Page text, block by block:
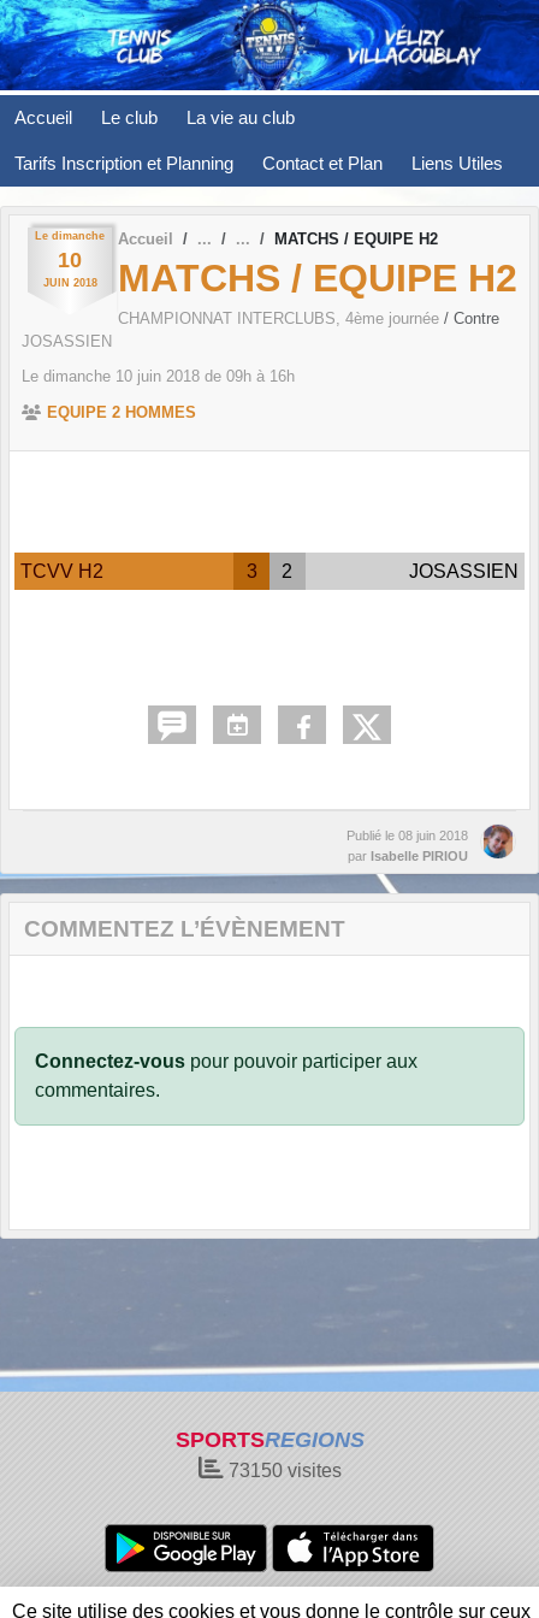
Accueil Le club La vie au club
Tarifs Inscription et Planning Contact et Plan Liens Utiles
Le dimanche
10
JUIN 2018
Accueil MATCHS / EQUIPE H2
MATCHS / EQUIPE H2
CHAMPIONNAT INTERCLUBS, 4ème journée / Contre
JOSASSIEN
Le dimanche 10 juin 2018 de 09h à 16h
EQUIPE 2 HOMMES
TCVV H2 3 2 JOSASSIEN
Publié le 08 juin 2018
par Isabelle PIRIOU
COMMENTEZ L’ÉVÈNEMENT
Connectez-vous pour pouvoir participer aux
commentaires.
SPORTSREGIONS
73150visites
Charte cookies Gestion des cookies
Panneau de gestion des cookies
Ce site utilise des cookies et vous donne le contrôle sur ceux